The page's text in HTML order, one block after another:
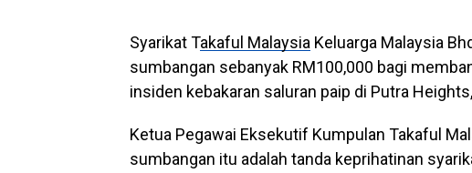
Syarikat Takaful Malaysia Keluarga Malaysia
sumbangan sebanyak RM100,000 bagi
insiden kebakaran saluran paip di Putra
Ketua Pegawai Eksekutif Kumpulan Takaful
sumbangan itu adalah tanda keprihatinan